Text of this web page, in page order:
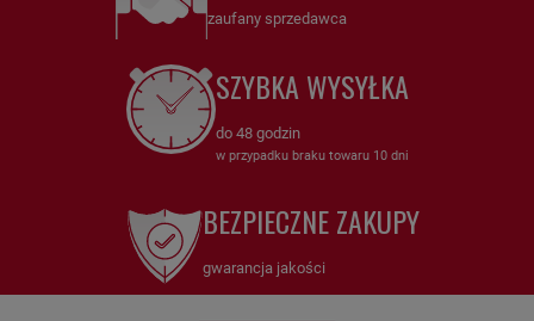
zaufany sprzedawca
SZYBKA WYSYŁKA
do 48 godzin
w przypadku braku towaru 10 dni
BEZPIECZNE ZAKUPY
gwarancja jakości